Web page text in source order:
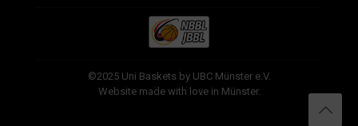
©2025 Uni Baskets by UBC Münster e.V.
Website made with love in Münster.